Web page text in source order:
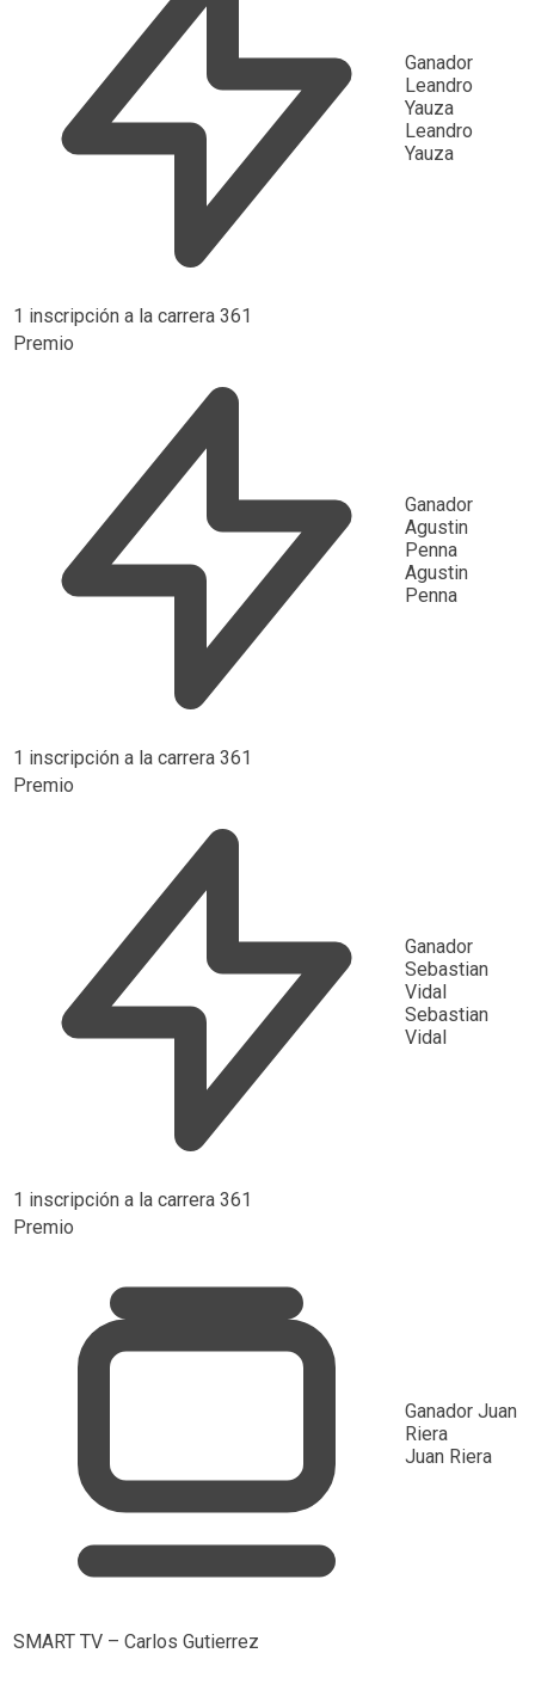
1 inscripción a la carrera 361
Ganador
Leandro
Yauza
Leandro
Yauza
Premio
1 inscripción a la carrera 361
Ganador
Agustin
Penna
Agustin
Penna
Premio
1 inscripción a la carrera 361
Ganador
Sebastian
Vidal
Sebastian
Vidal
Premio
SMART TV – Carlos Gutierrez
Ganador Juan
Riera
Juan Riera